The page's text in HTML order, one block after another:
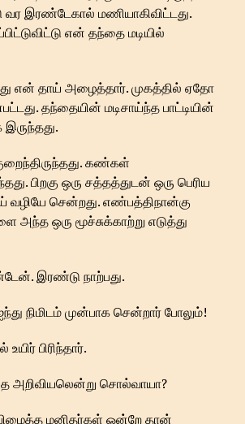
வர இரண்டேகால் மணியாகிவிட்டது.
என் தந்தை மடியில்
என் தாய் அழைத்தார். முகத்தில் ஏதோ
தந்தையின் மடிசாய்ந்த பாட்டியின்
கண்கள்
பிறகு ஒரு சத்தத்துடன் ஒரு பெரிய
வழியே சென்றது. எண்பத்திநான்கு
அந்த ஒரு மூச்சுக்காற்று எடுத்து
இரண்டு நாற்பது.
நிமிடம் முன்பாக சென்றார் போலும்!
பிரிந்தார்.
அறிவியலென்று சொல்வாயா?
மனிதர்கள் ஒன்றே தான்